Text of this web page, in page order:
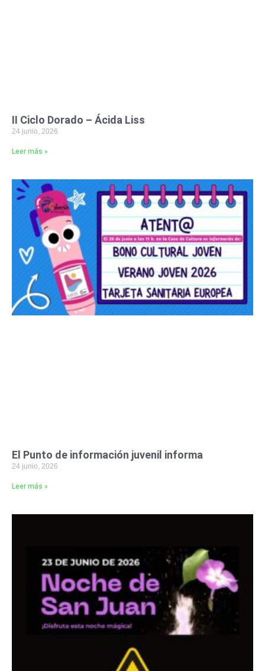
II Ciclo Dorado – Ácida Liss
24 junio, 2026
Leer más »
El Punto de información juvenil informa
24 junio, 2026
Leer más »